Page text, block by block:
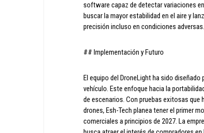
software capaz de detectar variaciones
buscar la mayor estabilidad en el aire y
precisión incluso en condiciones adversas.
## Implementación y Futuro
El equipo del DroneLight ha sido
vehículo. Este enfoque hacia la
de escenarios. Con pruebas exitosas que
drones, Esh-Tech planea tener el primer
comerciales a principios de 2027. La